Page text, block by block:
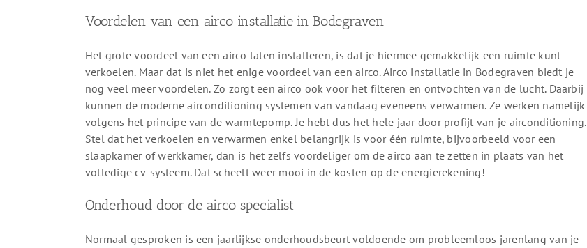
Voordelen van een airco installatie in Bodegraven
Het grote voordeel van een airco laten installeren, is dat je hiermee gemakkelijk een ruimte kunt
verkoelen. Maar dat is niet het enige voordeel van een airco. Airco installatie in Bodegraven biedt je
nog veel meer voordelen. Zo zorgt een airco ook voor het filteren en ontvochten van de lucht. Daarbij
kunnen de moderne airconditioning systemen van vandaag eveneens verwarmen. Ze werken namelijk
volgens het principe van de warmtepomp. Je hebt dus het hele jaar door profijt van je airconditioning.
Stel dat het verkoelen en verwarmen enkel belangrijk is voor één ruimte, bijvoorbeeld voor een
slaapkamer of werkkamer, dan is het zelfs voordeliger om de airco aan te zetten in plaats van het
volledige cv-systeem. Dat scheelt weer mooi in de kosten op de energierekening!
Onderhoud door de airco specialist
Normaal gesproken is een jaarlijkse onderhoudsbeurt voldoende om probleemloos jarenlang van je